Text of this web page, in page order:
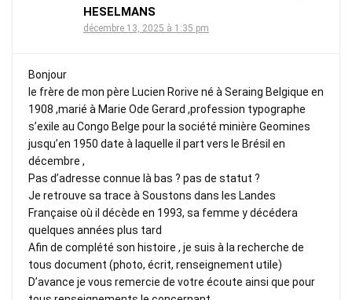
HESELMANS
décembre 13, 2025 à 1:35 pm
Bonjour
le frère de mon père Lucien Rorive né à Seraing Belgique en
1908 ,marié à Marie Ode Gerard ,profession typographe
s’exile au Congo Belge pour la société minière Geomines
jusqu’en 1950 date à laquelle il part vers le Brésil en
décembre ,
Pas d’adresse connue là bas ? pas de statut ?
Je retrouve sa trace à Soustons dans les Landes
Française où il décède en 1993, sa femme y décédera
quelques années plus tard
Afin de complété son histoire , je suis à la recherche de
tous document (photo, écrit, renseignement utile)
D’avance je vous remercie de votre écoute ainsi que pour